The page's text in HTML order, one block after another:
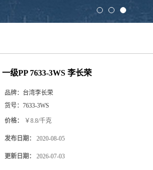
一级PP 7633-3WS 李长荣
品牌： 台湾李长荣
货号： 7633-3WS
价格： ￥8.8/千克
发布日期： 2020-08-05
更新日期： 2026-07-03